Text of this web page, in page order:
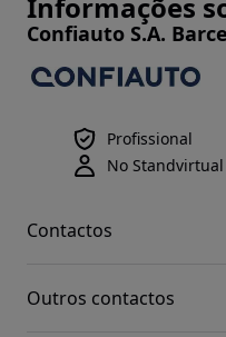
Informações
Confiauto S.A.
Profissional
No Standvirtual
Contactos
Outros contactos